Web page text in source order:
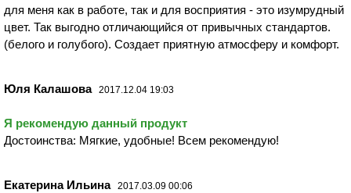
для меня как в работе, так и для восприятия - это изумрудный
цвет. Так выгодно отличающийся от привычных стандартов.
(белого и голубого). Создает приятную атмосферу и комфорт.
Юля Калашова 2017.12.04 19:03
Я рекомендую данный продукт
Достоинства: Мягкие, удобные! Всем рекомендую!
Екатерина Ильина 2017.03.09 00:06